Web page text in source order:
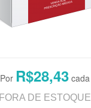
R$28,43
FORA DE ESTOQUE